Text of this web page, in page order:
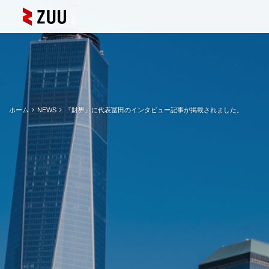
ホーム NEWS 『財界』に代表冨田のインタビュー記事が掲載されました。